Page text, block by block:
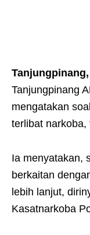
Tanjungpinang
mengatakan
terlibat narkoba,
Ia menyatakan,
berkaitan
lebih lanjut,
Kasatnarkoba